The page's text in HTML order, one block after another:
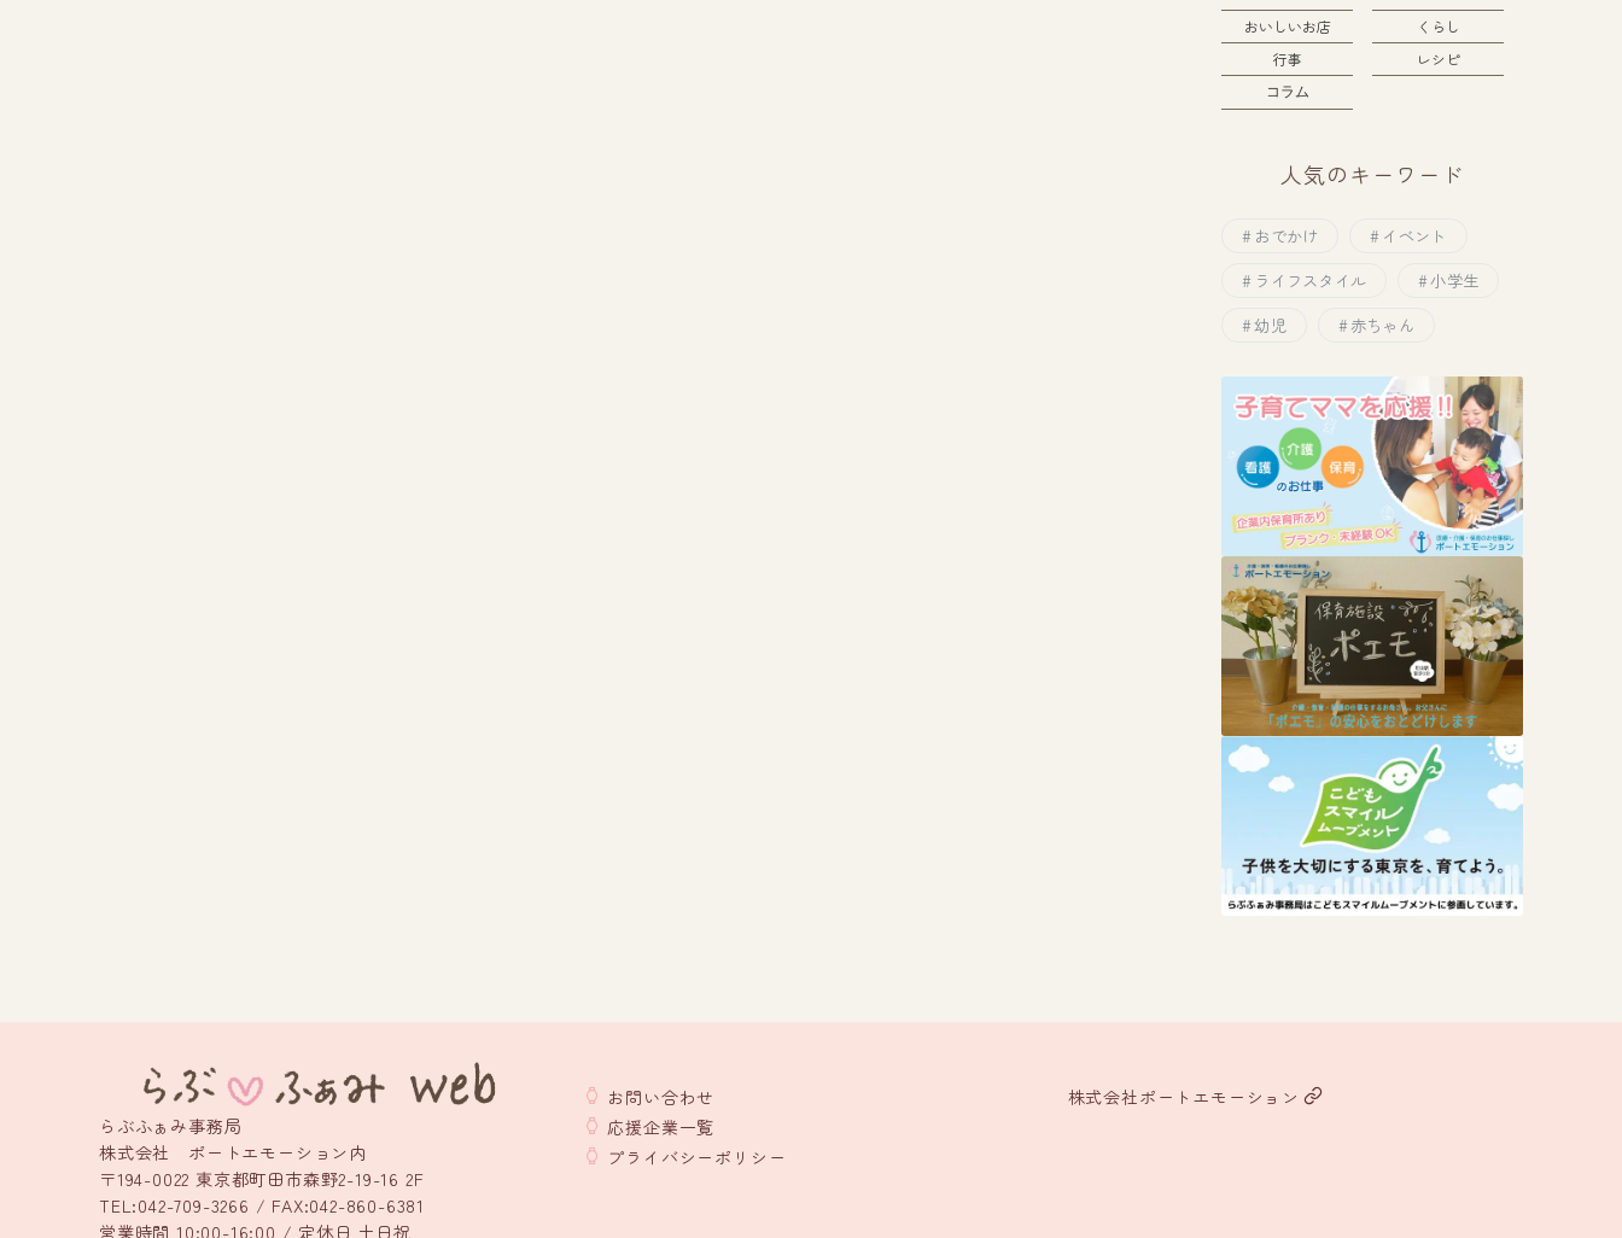
おいしいお店
くらし
行事
レシピ
コラム
人気のキーワード
おでかけ
イベント
ライフスタイル
小学生
幼児
赤ちゃん
らぶふぁみ事務局
株式会社 ポートエモーション内
〒194-0022 東京都町田市森野2-19-16 2F
TEL:042-709-3266 / FAX:042-860-6381
営業時間 10:00-16:00 / 定休日 土日祝
お問い合わせ
応援企業一覧
プライバシーポリシー
株式会社ポートエモーション